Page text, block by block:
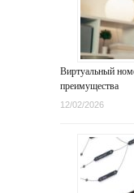
Виртуальный
преимущества
12/02/2026